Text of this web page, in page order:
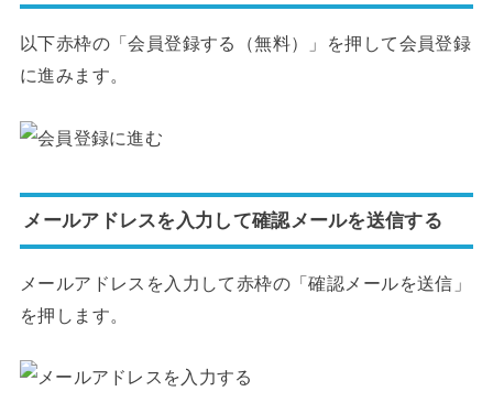
以下赤枠の「会員登録する（無料）」を押して会員登録
に進みます。
メールアドレスを入力して確認メールを送信する
メールアドレスを入力して赤枠の「確認メールを送信」
を押します。